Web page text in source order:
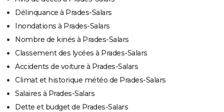
Délinquance à Prades-Salars
Inondations à Prades-Salars
Nombre de kinés à Prades-Salars
Classement des lycées à Prades-Salars
Accidents de voiture à Prades-Salars
Climat et historique météo de Prades-Salars
Salaires à Prades-Salars
Dette et budget de Prades-Salars